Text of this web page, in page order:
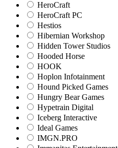
HeroCraft
HeroCraft PC
Hestios
Hibernian Workshop
Hidden Tower Studios
Hooded Horse
HOOK
Hoplon Infotainment
Hound Picked Games
Hungry Bear Games
Hypetrain Digital
Iceberg Interactive
Ideal Games
IMGN.PRO